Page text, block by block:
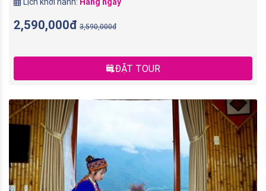
2,590,000đ 3,590,000đ
ĐẶT TOUR